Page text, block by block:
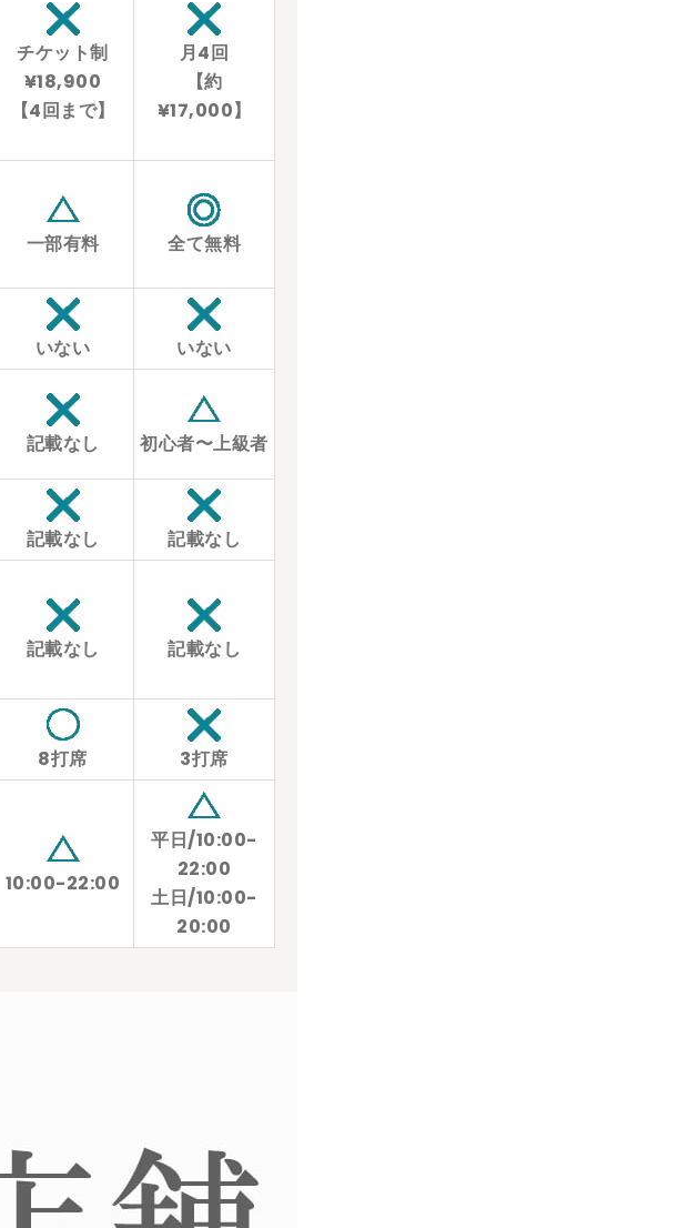
チケット制
¥18,900
【4回まで】
月4回
【約
¥17,000】
一部有料 全て無料
いない いない
記載なし 初心者〜上級者
記載なし 記載なし
記載なし 記載なし
8打席 3打席
10:00-22:00
平日/10:00-
22:00
土日/10:00-
20:00